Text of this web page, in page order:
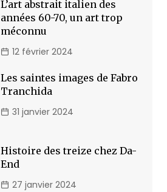
L’art abstrait italien des
années 60-70, un art trop
méconnu
12 février 2024
Les saintes images de Fabro
Tranchida
31 janvier 2024
Histoire des treize chez Da-
End
27 janvier 2024